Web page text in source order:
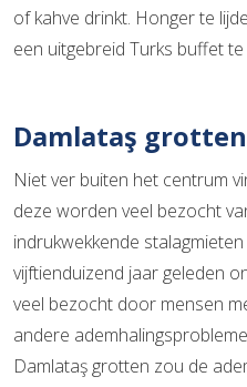
of kahve drinkt. Honger te
een uitgebreid Turks buffet te
Damlataş grotten
Niet ver buiten het centrum
deze worden veel bezocht
indrukwekkende
vijftienduizend jaar geleden
veel bezocht door mensen
andere
Damlataş grotten zou de